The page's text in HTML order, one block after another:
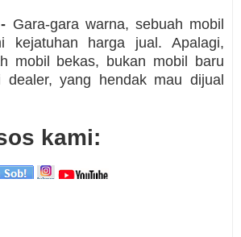
- Gara-gara warna, sebuah mobil
kejatuhan harga jual. Apalagi,
mobil bekas, bukan mobil baru
dealer, yang hendak mau dijual
kami: